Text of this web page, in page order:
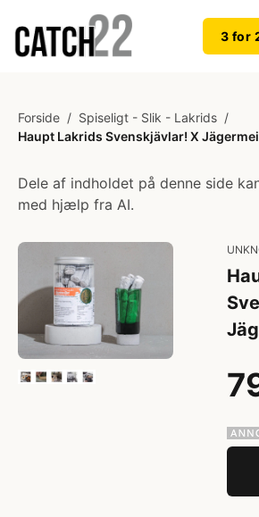
3 for
Forside / Spiseligt - Slik - Lakrids /
Haupt Lakrids Svenskjävlar! X
Dele af indholdet på denne side
med hjælp fra AI.